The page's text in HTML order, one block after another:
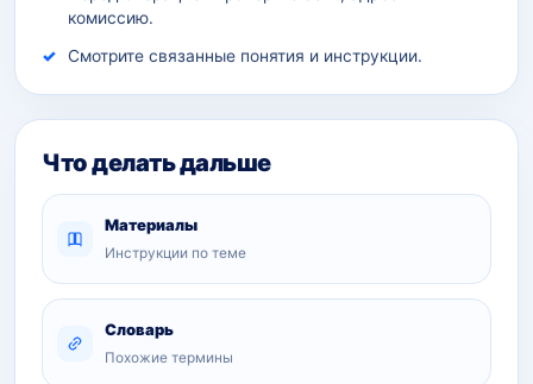
комиссию.
Смотрите связанные понятия и инструкции.
Что делать дальше
Материалы
Инструкции по теме
Словарь
Похожие термины